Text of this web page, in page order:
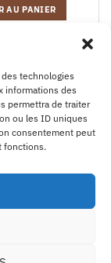
technologies
informations des
permettra de traiter
ou les ID uniques
consentement peut
fonctions.
AU PANIER
Visa MasterCard
CGV
NOUS
Sofia, Bulgarie
· N° TVA: